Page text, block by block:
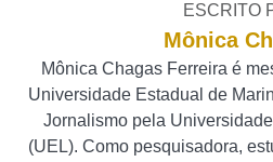
ESCRITO
Mônica
Mônica Chagas Ferreira é
Universidade Estadual de
Jornalismo pela
(UEL). Como pesquisadora,